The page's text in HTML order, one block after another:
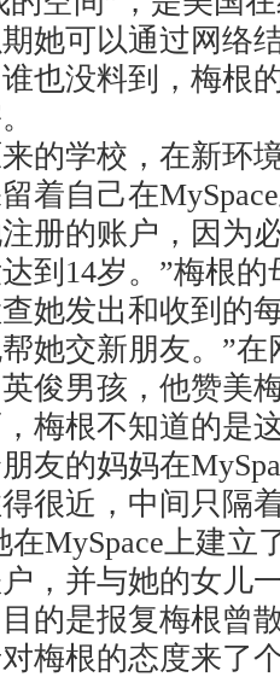
她可以通过网络
也没料到，梅根
学校，在新环
着自己在
册的账户，因为
到14岁。”梅根
她发出和收到的
她交新朋友。”
俊男孩，他赞美
梅根不知道的是
友的妈妈在
很近，中间只隔
在MySpace上建立
，并与她的女儿
的是报复梅根曾
根的态度来了个